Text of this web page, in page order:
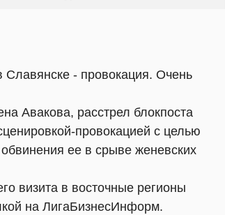
Славянске - провокация. Очень
Авакова, расстрел блокпоста
провокацией с целью
ее в срыве женевских
визита в восточные регионы
на ЛигаБизнесИнформ.